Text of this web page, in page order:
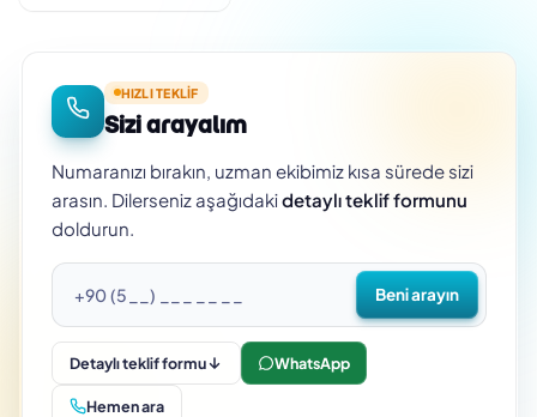
HIZLI TEKLIF
Sizi arayalım
Numaranızı bırakın, uzman ekibimiz kısa sürede sizi
arasın. Dilerseniz aşağıdakidetaylı teklif formunu
doldurun.
Beni arayın
Detaylı teklif formu WhatsApp
Hemen ara